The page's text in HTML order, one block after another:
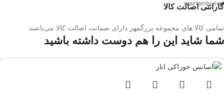
گارانتی اصالت کالا
تمامی کالا های مجموعه بزرگمهر دارای ضمانت اصالت کالا می‌باشند
شما شاید این را هم دوست داشته باشید